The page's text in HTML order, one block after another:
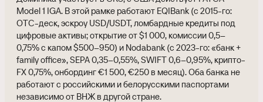
Model 1 IGA. В этой рамке работают EQIBank (с 2015-го:
OTC-деск, эскроу USD/USDT, ломбардные кредиты под
цифровые активы; открытие от $1 000, комиссии 0,5–
0,75% с капом $500–950) и Nodabank (с 2023-го: «банк +
family office», SEPA 0,35–0,55%, SWIFT 0,6–0,95%, крипто-
FX 0,75%, онбординг €1 500, €250 в месяц). Оба банка не
работают с российскими и белорусскими паспортами
независимо от ВНЖ в другой стране.